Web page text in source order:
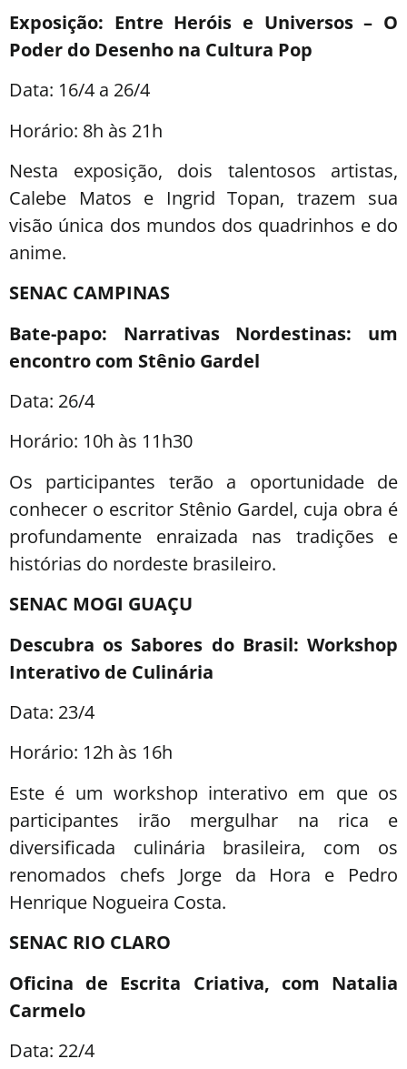
Exposição: Entre Heróis e Universos – O
Poder do Desenho na Cultura Pop
Data: 16/4 a 26/4
Horário: 8h às 21h
Nesta exposição, dois talentosos artistas,
Calebe Matos e Ingrid Topan, trazem sua
visão única dos mundos dos quadrinhos e do
anime.
SENAC CAMPINAS
Bate-papo: Narrativas Nordestinas: um
encontro com Stênio Gardel
Data: 26/4
Horário: 10h às 11h30
Os participantes terão a oportunidade de
conhecer o escritor Stênio Gardel, cuja obra é
profundamente enraizada nas tradições e
histórias do nordeste brasileiro.
SENAC MOGI GUAÇU
Descubra os Sabores do Brasil: Workshop
Interativo de Culinária
Data: 23/4
Horário: 12h às 16h
Este é um workshop interativo em que os
participantes irão mergulhar na rica e
diversificada culinária brasileira, com os
renomados chefs Jorge da Hora e Pedro
Henrique Nogueira Costa.
SENAC RIO CLARO
Oficina de Escrita Criativa, com Natalia
Carmelo
Data: 22/4